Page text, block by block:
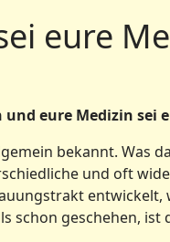
eure
eure Medizin sei
bekannt. Was
und oft
schon geschehen,